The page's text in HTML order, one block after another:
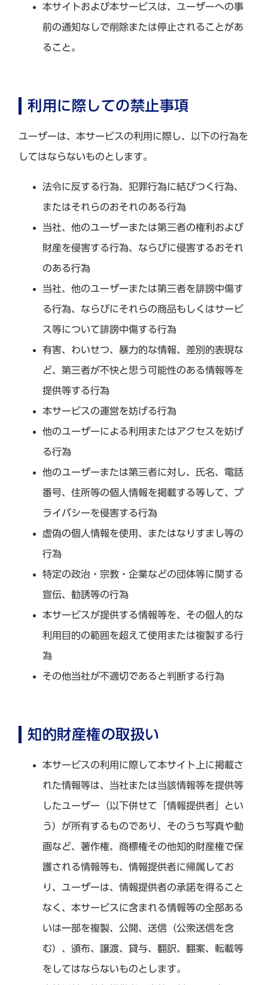
本サイトおよび本サービスは、ユーザーへの事
前の通知なしで削除または停止されることがあ
ること。
利用に際しての禁止事項
ユーザーは、本サービスの利用に際し、以下の行為を
してはならないものとします。
法令に反する行為、犯罪行為に結びつく行為、
またはそれらのおそれのある行為
当社、他のユーザーまたは第三者の権利および
財産を侵害する行為、ならびに侵害するおそれ
のある行為
当社、他のユーザーまたは第三者を誹謗中傷す
る行為、ならびにそれらの商品もしくはサービ
ス等について誹謗中傷する行為
有害、わいせつ、暴力的な情報、差別的表現な
ど、第三者が不快と思う可能性のある情報等を
提供等する行為
本サービスの運営を妨げる行為
他のユーザーによる利用またはアクセスを妨げ
る行為
他のユーザーまたは第三者に対し、氏名、電話
番号、住所等の個人情報を掲載する等して、プ
ライバシーを侵害する行為
虚偽の個人情報を使用、またはなりすまし等の
行為
特定の政治・宗教・企業などの団体等に関する
宣伝、勧誘等の行為
本サービスが提供する情報等を、その個人的な
利用目的の範囲を超えて使用または複製する行
為
その他当社が不適切であると判断する行為
知的財産権の取扱い
本サービスの利用に際して本サイト上に掲載さ
れた情報等は、当社または当該情報等を提供等
したユーザー（以下併せて「情報提供者」とい
う）が所有するものであり、そのうち写真や動
画など、著作権、商標権その他知的財産権で保
護される情報等も、情報提供者に帰属してお
り、ユーザーは、情報提供者の承諾を得ること
なく、本サービスに含まれる情報等の全部ある
いは一部を複製、公開、送信（公衆送信を含
む）、頒布、譲渡、貸与、翻訳、翻案、転載等
をしてはならないものとします。